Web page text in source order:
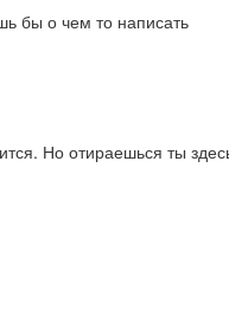
бы о чем то написать
Но отираешься ты